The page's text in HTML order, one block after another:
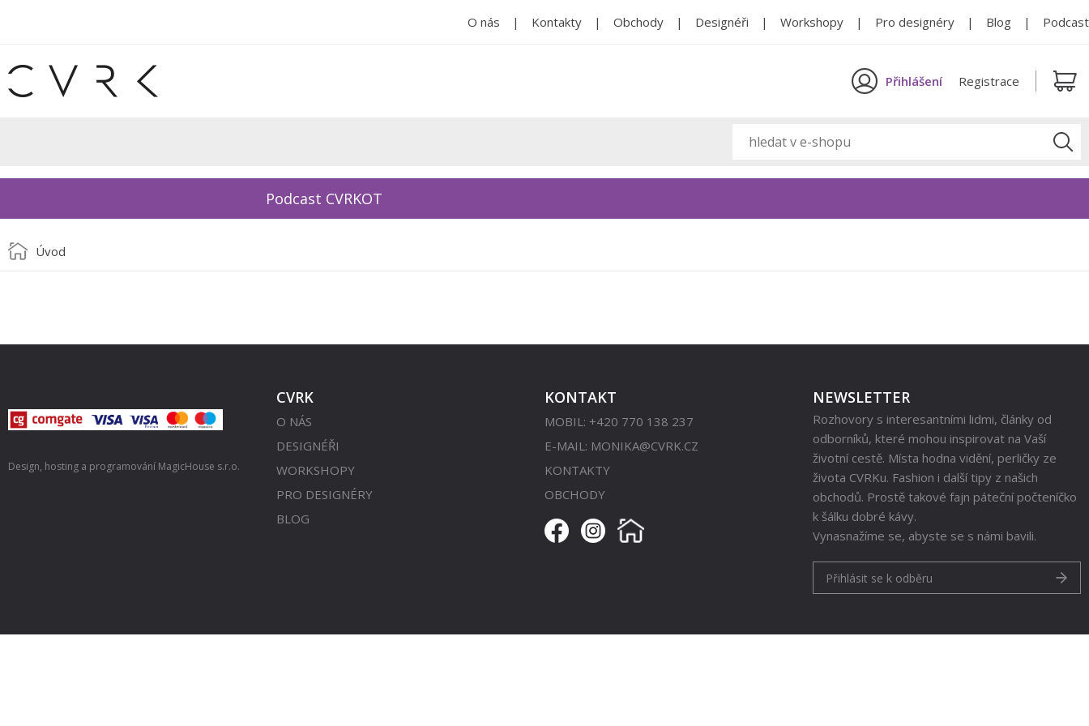
O nás Kontakty Obchody Designéři Workshopy Pro designéry Blog Podcast
Přihlášení Registrace
Podcast CVRKOT
Úvod
Design, hosting a programování MagicHouse s.r.o.
CVRK
O NÁS
DESIGNÉŘI
WORKSHOPY
PRO DESIGNÉRY
BLOG
KONTAKT
MOBIL: +420 770 138 237
E-MAIL: MONIKA@CVRK.CZ
KONTAKTY
OBCHODY
NEWSLETTER
Rozhovory s interesantními lidmi, články od
odborníků, které mohou inspirovat na Vaší
životní cestě. Místa hodna vidění, perličky ze
života CVRKu. Fashion i další tipy z našich
obchodů. Prostě takové fajn páteční počteníčko
k šálku dobré kávy.
Vynasnažíme se, abyste se s námi bavili.
Přihlásit se k odběru